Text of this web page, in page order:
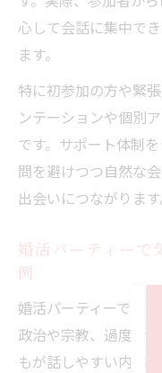
心して会話に集中で
ます。
特に初参加の方や緊
ンテーションや個別
です。サポート体制
問を避けつつ自然な
出会いにつながります
婚活パーティーで
例
婚活パーティーでは
政治や宗教、過度な
もが話しやすい内容